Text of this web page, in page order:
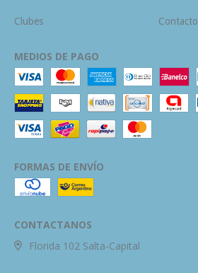
Clubes Contacto
MEDIOS DE PAGO
FORMAS DE ENVÍO
CONTACTANOS
Florida 102 Salta-Capital